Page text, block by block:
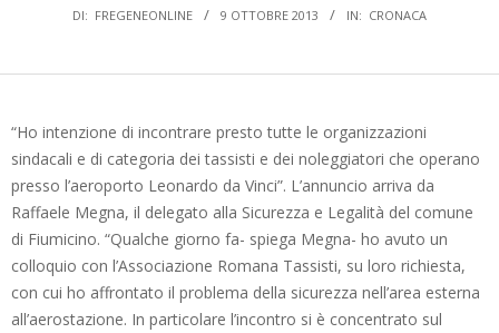
DI: FREGENEONLINE 9 OTTOBRE 2013 IN: CRONACA
“Ho intenzione di incontrare presto tutte le organizzazioni
sindacali e di categoria dei tassisti e dei noleggiatori che operano
presso l’aeroporto Leonardo da Vinci”. L’annuncio arriva da
Raffaele Megna, il delegato alla Sicurezza e Legalità del comune
di Fiumicino. “Qualche giorno fa- spiega Megna- ho avuto un
colloquio con l’Associazione Romana Tassisti, su loro richiesta,
con cui ho affrontato il problema della sicurezza nell’area esterna
all’aerostazione. In particolare l’incontro si è concentrato sul